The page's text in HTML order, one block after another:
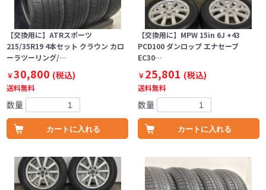
【交換用に】ATRスポーツ
215/35R19 4本セット クラウン カロ
ーラツーリング/…
￥30,800 (税込)
送料無料
数量
カートに入れる
【交換用に】MPW 15in 6J +43
PCD100 ダンロップ エナセーブ
EC30…
￥25,801 (税込)
送料無料
数量
カートに入れる